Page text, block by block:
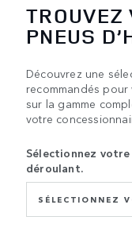
TROUVEZ
PNEUS
Découvrez une
recommandés pour
sur la gamme
votre
Sélectionnez votre
déroulant.
SÉLECTIONNEZ